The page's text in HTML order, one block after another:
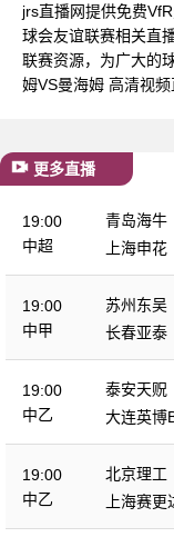
jrs直播网提供免费
球会友谊联赛相关直
联赛资源，为广大的
姆VS曼海姆 高清视频
更多直播
19:00
中超
青岛海牛
上海申花
19:00
中甲
苏州东吴
长春亚泰
19:00
中乙
泰安天贶
大连英博
19:00
中乙
北京理工
上海赛更